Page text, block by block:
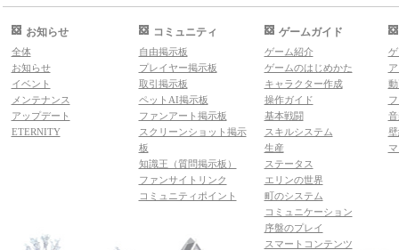
お知らせ
全体
お知らせ
イベント
メンテナンス
アップデート
ETERNITY
コミュニティ
自由掲示板
プレイヤー掲示板
取引掲示板
ペットAI掲示板
ファンアート掲示板
スクリーンショット掲示
板
知識王（質問掲示板）
ファンサイトリンク
コミュニティポイント
ゲームガイド
ゲーム紹介
ゲームのはじめかた
キャラクター作成
操作ガイド
基本戦闘
スキルシステム
生産
ステータス
エリンの世界
町のシステム
コミュニケーション
序盤のプレイ
スマートコンテンツ